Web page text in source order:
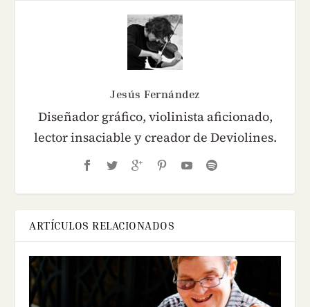
Jesús Fernández
Diseñador gráfico, violinista aficionado,
lector insaciable y creador de Deviolines.
ARTÍCULOS RELACIONADOS